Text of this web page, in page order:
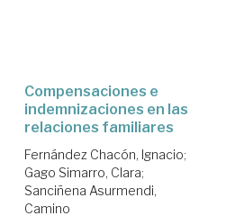
Compensaciones e
indemnizaciones en las
relaciones familiares
Fernández Chacón, Ignacio;
Gago Simarro, Clara;
Sanciñena Asurmendi,
Camino